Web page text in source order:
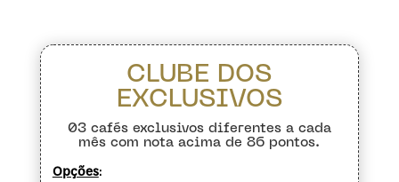
CLUBE DOS
EXCLUSIVOS
03 cafés exclusivos diferentes a cada
mês com nota acima de 86 pontos.
Opções: